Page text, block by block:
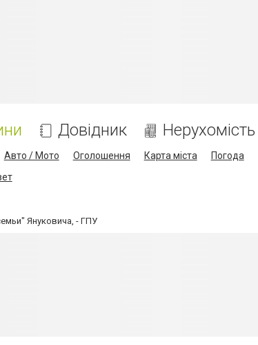
Довідник Нерухомість
Авто / Мото Оголошення Карта міста Погода
Януковича, - ГПУ